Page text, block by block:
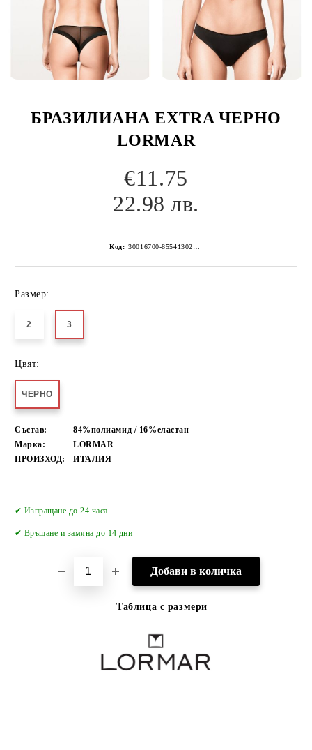
БРАЗИЛИАНА EXTRA ЧЕРНО
LORMAR
€11.75
22.98 лв.
Код:
Размер:
2 3
Цвят:
ЧЕРНО
Състав:
84%полиамид / 16%еластан
Марка:
LORMAR
ПРОИЗХОД:
ИТАЛИЯ
✔ Изпращане до 24 часа
✔ Връщане и замяна до 14 дни
Таблица с размери